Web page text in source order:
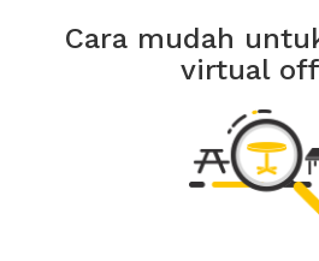
Cara mudah
virtual